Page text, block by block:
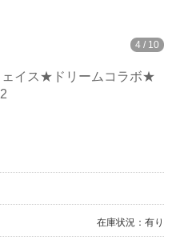
4 / 10
ェイス★ドリームコラボ★
在庫状況：有り